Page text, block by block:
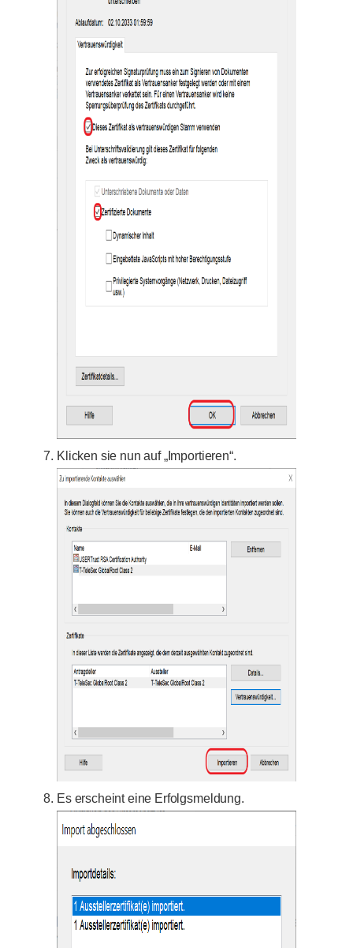
Klicken sie nun auf „Importieren“.
Es erscheint eine Erfolgsmeldung.